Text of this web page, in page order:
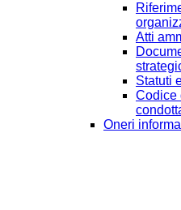
Atti
Statuti
Codice
Oneri